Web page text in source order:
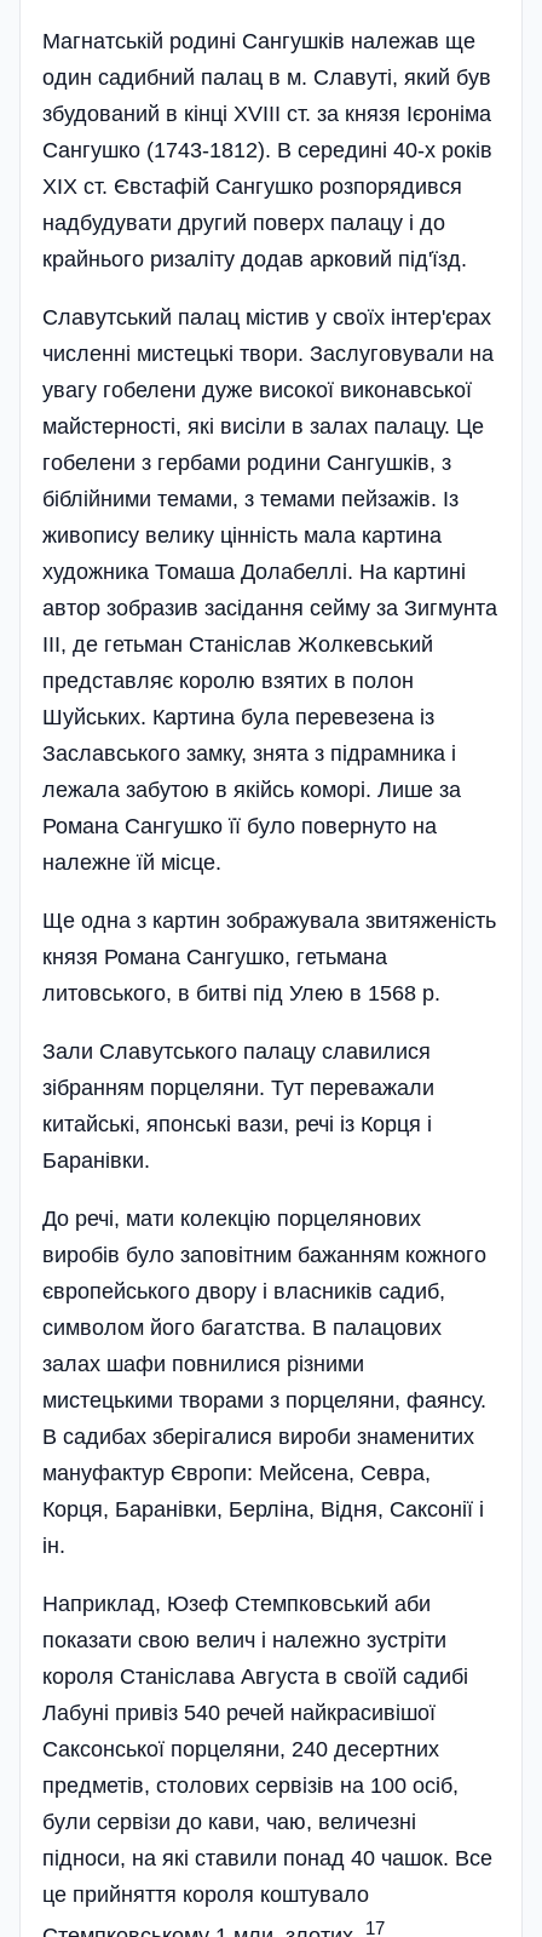
Магнатській родині Сангушків належав ще
один садибний палац в м. Славуті, який був
збудований в кінці ХVIII ст. за князя Ієроніма
Сангушко (1743-1812). В середині 40-х років
XIX ст. Євстафій Сангушко розпорядився
надбудувати другий поверх палацу і до
крайнього ризаліту додав арковий під'їзд.
Славутський палац містив у своїх інтер'єрах
численні мистецькі твори. Заслуговували на
увагу гобелени дуже високої виконавської
майстерності, які висіли в залах палацу. Це
гобелени з гербами родини Сангушків, з
біблійними темами, з темами пейзажів. Із
живопису велику цінність мала картина
художника Томаша Долабеллі. На картині
автор зобразив засідання сейму за Зигмунта
III, де гетьман Станіслав Жолкевський
представляє королю взятих в полон
Шуйських. Картина була перевезена із
Заславського замку, знята з підрамника і
лежала забутою в якійсь коморі. Лише за
Романа Сангушко її було повернуто на
належне їй місце.
Ще одна з картин зображувала звитяженість
князя Романа Сангушко, гетьмана
литовського, в битві під Улею в 1568 р.
Зали Славутського палацу славилися
зібранням порцеляни. Тут переважали
китайські, японські вази, речі із Корця і
Баранівки.
До речі, мати колекцію порцелянових
виробів було заповітним бажанням кожного
європейського двору і власників садиб,
символом його багатства. В палацових
залах шафи повнилися різними
мистецькими творами з порцеляни, фаянсу.
В садибах зберігалися вироби знаменитих
мануфактур Європи: Мейсена, Севра,
Корця, Баранівки, Берліна, Відня, Саксонії і
ін.
Наприклад, Юзеф Стемпковський аби
показати свою велич і належно зустріти
короля Станіслава Августа в своїй садибі
Лабуні привіз 540 речей найкрасивішої
Саксонської порцеляни, 240 десертних
предметів, столових сервізів на 100 осіб,
були сервізи до кави, чаю, величезні
підноси, на які ставили понад 40 чашок. Все
це прийняття короля коштувало
17